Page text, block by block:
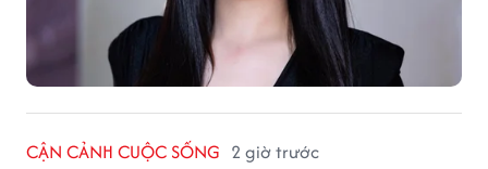
CẬN CẢNH CUỘC SỐNG 2 giờ trước